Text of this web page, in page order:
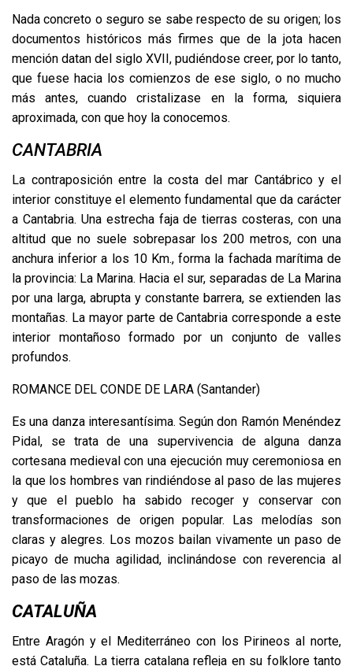
Nada concreto o seguro se sabe respecto de su origen; los
documentos históricos más firmes que de la jota hacen
mención datan del siglo XVII, pudiéndose creer, por lo tanto,
que fuese hacia los comienzos de ese siglo, o no mucho
más antes, cuando cristalizase en la forma, siquiera
aproximada, con que hoy la conocemos.
CANTABRIA
La contraposición entre la costa del mar Cantábrico y el
interior constituye el elemento fundamental que da carácter
a Cantabria. Una estrecha faja de tierras costeras, con una
altitud que no suele sobrepasar los 200 metros, con una
anchura inferior a los 10 Km., forma la fachada marítima de
la provincia: La Marina. Hacia el sur, separadas de La Marina
por una larga, abrupta y constante barrera, se extienden las
montañas. La mayor parte de Cantabria corresponde a este
interior montañoso formado por un conjunto de valles
profundos.
ROMANCE DEL CONDE DE LARA (Santander)
Es una danza interesantísima. Según don Ramón Menéndez
Pidal, se trata de una supervivencia de alguna danza
cortesana medieval con una ejecución muy ceremoniosa en
la que los hombres van rindiéndose al paso de las mujeres
y que el pueblo ha sabido recoger y conservar con
transformaciones de origen popular. Las melodías son
claras y alegres. Los mozos bailan vivamente un paso de
picayo de mucha agilidad, inclinándose con reverencia al
paso de las mozas.
CATALUÑA
Entre Aragón y el Mediterráneo con los Pirineos al norte,
está Cataluña. La tierra catalana refleja en su folklore tanto